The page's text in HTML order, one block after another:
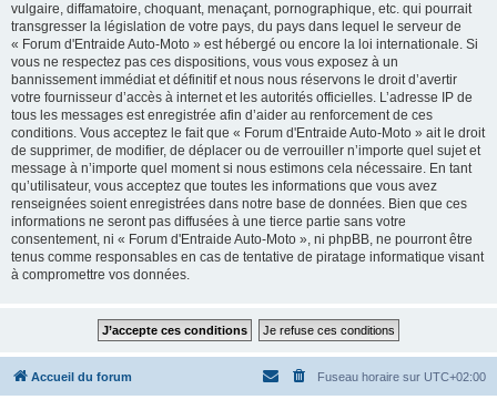
vulgaire, diffamatoire, choquant, menaçant, pornographique, etc. qui pourrait
transgresser la législation de votre pays, du pays dans lequel le serveur de
« Forum d'Entraide Auto-Moto » est hébergé ou encore la loi internationale. Si
vous ne respectez pas ces dispositions, vous vous exposez à un
bannissement immédiat et définitif et nous nous réservons le droit d’avertir
votre fournisseur d’accès à internet et les autorités officielles. L’adresse IP de
tous les messages est enregistrée afin d’aider au renforcement de ces
conditions. Vous acceptez le fait que « Forum d'Entraide Auto-Moto » ait le droit
de supprimer, de modifier, de déplacer ou de verrouiller n’importe quel sujet et
message à n’importe quel moment si nous estimons cela nécessaire. En tant
qu’utilisateur, vous acceptez que toutes les informations que vous avez
renseignées soient enregistrées dans notre base de données. Bien que ces
informations ne seront pas diffusées à une tierce partie sans votre
consentement, ni « Forum d'Entraide Auto-Moto », ni phpBB, ne pourront être
tenus comme responsables en cas de tentative de piratage informatique visant
à compromettre vos données.
Accueil du forum Fuseau horaire sur UTC+02:00